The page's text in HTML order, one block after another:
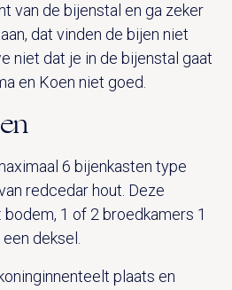
van de bijenstal en ga zeker
dat vinden de bijen niet
niet dat je in de bijenstal gaat
en Koen niet goed.
6 bijenkasten type
redcedar hout. Deze
1 of 2 broedkamers 1
deksel.
plaats en